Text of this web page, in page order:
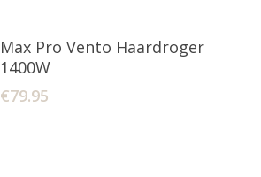
Lees Verder
Max Pro Vento Haardroger
1400W
€79.95